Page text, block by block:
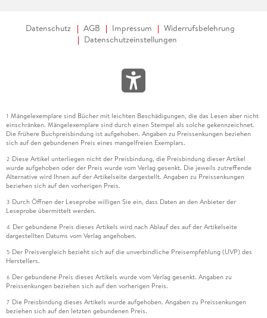
Datenschutz AGB Impressum
Widerrufsbelehrung
Datenschutzeinstellungen
1 Mängelexemplare sind Bücher mit leichten Beschädigungen, die das Lesen aber nicht
einschränken. Mängelexemplare sind durch einen Stempel als solche gekennzeichnet.
Die frühere Buchpreisbindung ist aufgehoben. Angaben zu Preissenkungen beziehen
sich auf den gebundenen Preis eines mangelfreien Exemplars.
2 Diese Artikel unterliegen nicht der Preisbindung, die Preisbindung dieser Artikel
wurde aufgehoben oder der Preis wurde vom Verlag gesenkt. Die jeweils zutreffende
Alternative wird Ihnen auf der Artikelseite dargestellt. Angaben zu Preissenkungen
beziehen sich auf den vorherigen Preis.
3 Durch Öffnen der Leseprobe willigen Sie ein, dass Daten an den Anbieter der
Leseprobe übermittelt werden.
4 Der gebundene Preis dieses Artikels wird nach Ablauf des auf der Artikelseite
dargestellten Datums vom Verlag angehoben.
5 Der Preisvergleich bezieht sich auf die unverbindliche Preisempfehlung (UVP) des
Herstellers.
6 Der gebundene Preis dieses Artikels wurde vom Verlag gesenkt. Angaben zu
Preissenkungen beziehen sich auf den vorherigen Preis.
7 Die Preisbindung dieses Artikels wurde aufgehoben. Angaben zu Preissenkungen
beziehen sich auf den letzten gebundenen Preis.